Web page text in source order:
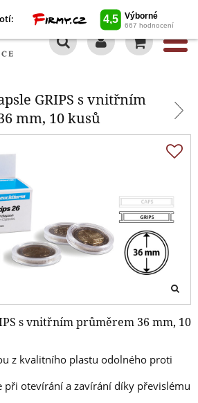
GRIPS s vnitřním
mm, 10 kusů
s vnitřním průměrem 36 mm, 10
z kvalitního plastu odolného proti
při otevírání a zavírání díky převislému
GRIPS s vnitřním